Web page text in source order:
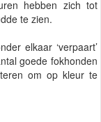
hebben zich tot
te zien.
elkaar ‘verpaart’
goede fokhonden
om op kleur te